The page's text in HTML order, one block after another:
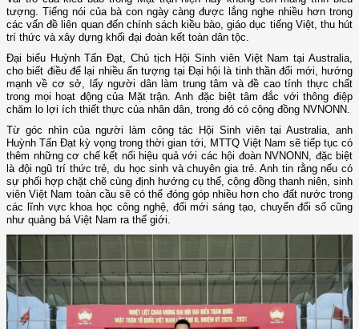
tượng. Tiếng nói của bà con ngày càng được lắng nghe nhiều hơn trong
các vấn đề liên quan đến chính sách kiều bào, giáo dục tiếng Việt, thu hút
trí thức và xây dựng khối đại đoàn kết toàn dân tộc.
Đại biểu Huỳnh Tấn Đạt, Chủ tịch Hội Sinh viên Việt Nam tại Australia,
cho biết điều để lại nhiều ấn tượng tại Đại hội là tinh thần đổi mới, hướng
mạnh về cơ sở, lấy người dân làm trung tâm và đề cao tính thực chất
trong mọi hoạt động của Mặt trận. Anh đặc biệt tâm đắc với thông điệp
chăm lo lợi ích thiết thực của nhân dân, trong đó có cộng đồng NVNONN.
Từ góc nhìn của người làm công tác Hội Sinh viên tại Australia, anh
Huỳnh Tấn Đạt kỳ vọng trong thời gian tới, MTTQ Việt Nam sẽ tiếp tục có
thêm những cơ chế kết nối hiệu quả với các hội đoàn NVNONN, đặc biệt
là đội ngũ trí thức trẻ, du học sinh và chuyên gia trẻ. Anh tin rằng nếu có
sự phối hợp chặt chẽ cùng định hướng cụ thể, cộng đồng thanh niên, sinh
viên Việt Nam toàn cầu sẽ có thể đóng góp nhiều hơn cho đất nước trong
các lĩnh vực khoa học công nghệ, đổi mới sáng tạo, chuyển đổi số cũng
như quảng bá Việt Nam ra thế giới.